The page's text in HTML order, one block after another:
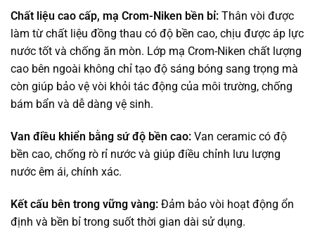
Chất liệu cao cấp, mạ Crom-Niken bền bỉ: Thân vòi được
làm từ chất liệu đồng thau có độ bền cao, chịu được áp lực
nước tốt và chống ăn mòn. Lớp mạ Crom-Niken chất lượng
cao bên ngoài không chỉ tạo độ sáng bóng sang trọng mà
còn giúp bảo vệ vòi khỏi tác động của môi trường, chống
bám bẩn và dễ dàng vệ sinh.
Van điều khiển bằng sứ độ bền cao: Van ceramic có độ
bền cao, chống rò rỉ nước và giúp điều chỉnh lưu lượng
nước êm ái, chính xác.
Kết cấu bên trong vững vàng: Đảm bảo vòi hoạt động ổn
định và bền bỉ trong suốt thời gian dài sử dụng.